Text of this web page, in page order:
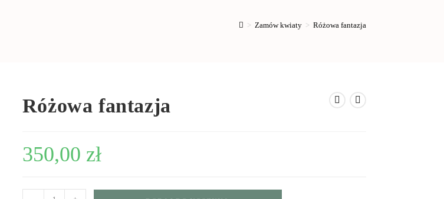
> Zamów kwiaty > Różowa fantazja
Różowa fantazja
350,00 zł